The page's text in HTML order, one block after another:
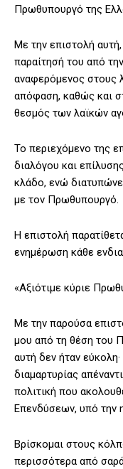
Πρωθυπουργό της
Με την επιστολή
παραίτησή του από
αναφερόμενος στους
απόφαση, καθώς και
θεσμός των λαϊκών
Το περιεχόμενο της
διαλόγου και
κλάδο, ενώ
με τον Πρωθυπουργό.
Η επιστολή
ενημέρωση κάθε
«Αξιότιμε κύριε
Με την παρούσα
μου από τη θέση του
αυτή δεν ήταν
διαμαρτυρίας
πολιτική που
Επενδύσεων, υπό την
Βρίσκομαι στους
περισσότερα από